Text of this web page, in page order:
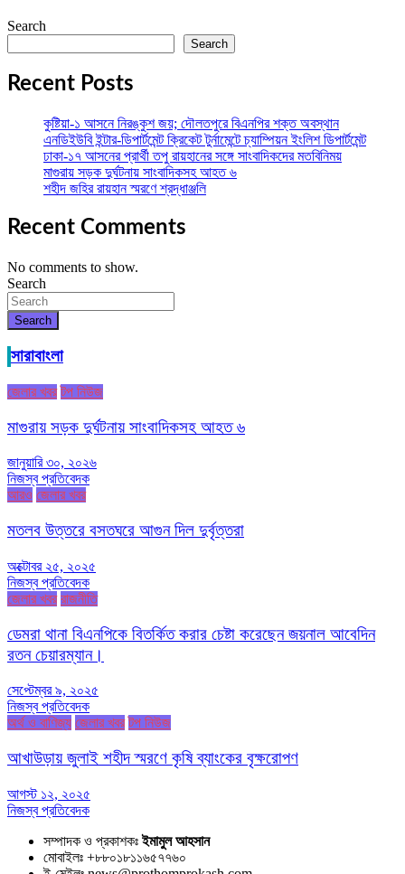
Search
Search
Recent Posts
কুষ্টিয়া-১ আসনে নিরঙ্কুশ জয়; দৌলতপুরে বিএনপির শক্ত অবস্থান
এনডিইউবি ইন্টার-ডিপার্টমেন্ট ক্রিকেট টুর্নামেন্টে চ্যাম্পিয়ন ইংলিশ ডিপার্টমেন্ট
ঢাকা-১৭ আসনের প্রার্থী তপু রায়হানের সঙ্গে সাংবাদিকদের মতবিনিময়
মাগুরায় সড়ক দুর্ঘটনায় সাংবাদিকসহ আহত ৬
শহীদ জহির রায়হান স্মরণে শ্রদ্ধাঞ্জলি
Recent Comments
No comments to show.
Search
Search
সারাবাংলা
জেলার খবর টপ নিউজ
মাগুরায় সড়ক দুর্ঘটনায় সাংবাদিকসহ আহত ৬
জানুয়ারি ৩০, ২০২৬
নিজস্ব প্রতিবেদক
আরও জেলার খবর
মতলব উত্তরে বসতঘরে আগুন দিল দুর্বৃত্তরা
অক্টোবর ২৫, ২০২৫
নিজস্ব প্রতিবেদক
জেলার খবর রাজনীতি
ডেমরা থানা বিএনপিকে বিতর্কিত করার চেষ্টা করেছেন জয়নাল আবেদিন
রতন চেয়ারম্যান।
সেপ্টেম্বর ৯, ২০২৫
নিজস্ব প্রতিবেদক
অর্থ ও বাণিজ্য জেলার খবর টপ নিউজ
আখাউড়ায় জুলাই শহীদ স্মরণে কৃষি ব্যাংকের বৃক্ষরোপণ
আগস্ট ১২, ২০২৫
নিজস্ব প্রতিবেদক
সম্পাদক ও প্রকাশকঃইমামুল আহসান
মোবাইলঃ +৮৮০১৮১১৬৫৭৭৬০